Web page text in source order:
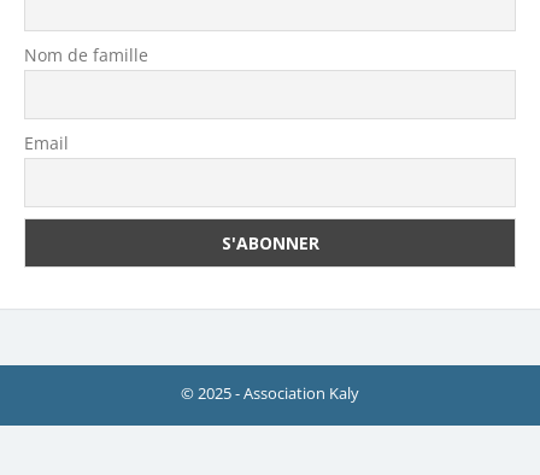
Nom de famille
Email
© 2025 - Association Kaly